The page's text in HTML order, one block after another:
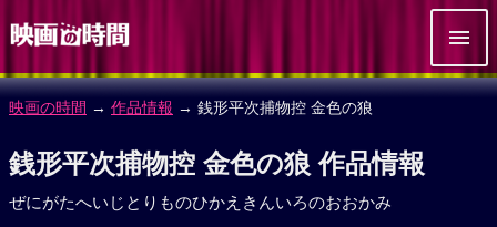
映画の時間 → 作品情報 → 銭形平次捕物控 金色の狼
銭形平次捕物控 金色の狼 作品情報
ぜにがたへいじとりものひかえきんいろのおおかみ